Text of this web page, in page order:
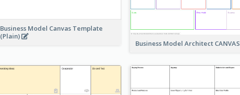
Business Model Canvas Template
(Plain)
Business Model Architect CANVAS